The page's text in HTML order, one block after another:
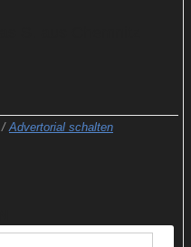
/Advertorial schalten